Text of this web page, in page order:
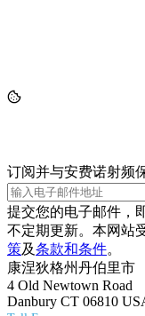
订阅并与安费诺射频
提交您的电子邮件，
不定期更新。本网站
策及条款和条件。
康涅狄格州丹伯里市
4 Old Newtown Road
Danbury CT 06810